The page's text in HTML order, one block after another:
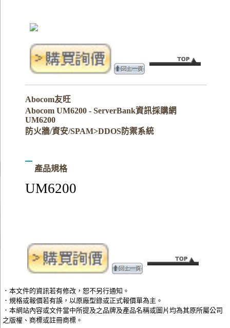
Abocom友旺
Abocom UM6200 - ServerBank資訊採購網
UM6200
防火牆/資安/SPAM>DDOS防禦系統
產品規格
UM6200
．本文件的資訊若有修改，恕不另行通知。
．規格或報價若有誤，以原廠型錄或正式報價單為主。
．本網站內容或文件當中所提及之品牌及產品名稱或圖片均為其原所屬公司
之版權、商標或註冊商標。